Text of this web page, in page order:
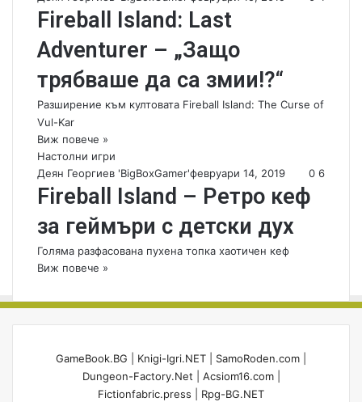
Fireball Island: Last
Adventurer – „Защо
трябваше да са змии!?“
Разширение към култовата Fireball Island: The Curse of
Vul-Kar
Виж повече »
Настолни игри
Деян Георгиев 'BigBoxGamer'февруари 14, 2019 0 6
Fireball Island – Ретро кеф
за геймъри с детски дух
Голяма разфасована пухена топка хаотичен кеф
Виж повече »
GameBook.BG Knigi-Igri.NET SamoRoden.com
Dungeon-Factory.Net
Acsiom16.com|
Fictionfabric.press
Rpg-BG.NET